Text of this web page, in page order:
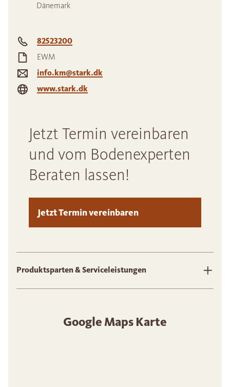
Dänemark
82523200
EWM
info.km@stark.dk
www.stark.dk
Jetzt Termin vereinbaren
und vom Bodenexperten
Beraten lassen!
Jetzt Termin vereinbaren
Produktsparten & Serviceleistungen
Google Maps Karte